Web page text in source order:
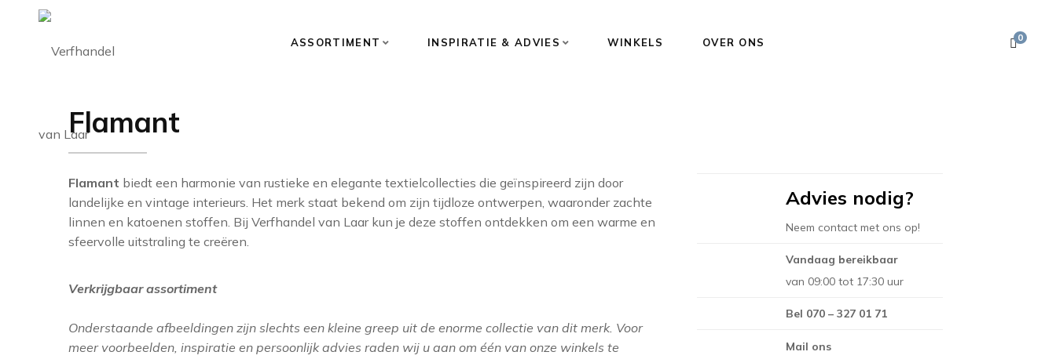
ASSORTIMENT INSPIRATIE & ADVIES WINKELS OVER ONS 0
Flamant
Flamant biedt een harmonie van rustieke en elegante textielcollecties die geïnspireerd zijn door
landelijke en vintage interieurs. Het merk staat bekend om zijn tijdloze ontwerpen, waaronder zachte
linnen en katoenen stoffen. Bij Verfhandel van Laar kun je deze stoffen ontdekken om een warme en
sfeervolle uitstraling te creëren.
Verkrijgbaar assortiment
Onderstaande afbeeldingen zijn slechts een kleine greep uit de enorme collectie van dit merk. Voor
meer voorbeelden, inspiratie en persoonlijk advies raden wij u aan om één van onze winkels te
Advies nodig?
Neem contact met ons op!
Vandaag bereikbaar
van 09:00 tot 17:30 uur
Bel 070 – 327 01 71
Mail ons